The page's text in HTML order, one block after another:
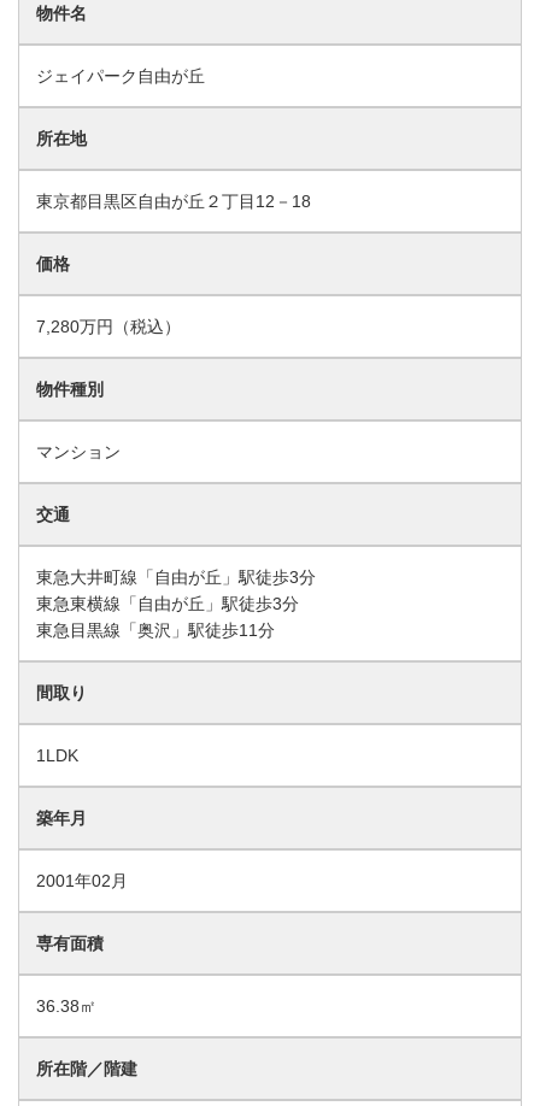
物件名
ジェイパーク自由が丘
所在地
東京都目黒区自由が丘２丁目12－18
価格
7,280万円（税込）
物件種別
マンション
交通
東急大井町線「自由が丘」駅徒歩3分
東急東横線「自由が丘」駅徒歩3分
東急目黒線「奥沢」駅徒歩11分
間取り
1LDK
築年月
2001年02月
専有面積
36.38㎡
所在階／階建